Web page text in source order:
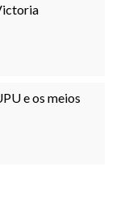
e os meios